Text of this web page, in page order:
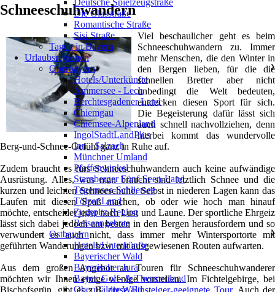
Schneeschuhwandern
Viel beschaulicher geht es beim
Schneeschuhwandern zu. Immer
mehr Menschen, die den Winter in
den Bergen lieben, für die die
schnellen Bretter aber nicht
unbedingt die Welt bedeuten,
entdecken diesen Sport für sich.
Die Begeisterung dafür lässt sich
auch schnell nachvollziehen, denn
hierbei kommt das wundervolle
Berg-und-Schnee-Gefühl ganz in Ruhe auf.
Zudem braucht es fürs Schneeschuhwandern auch keine aufwändige
Ausrüstung. Alles, was man braucht sind letztlich Schnee und die
kurzen und leichten Schneeschuhe. Selbst in niederen Lagen kann das
Laufen mit diesen Spaß machen, ob oder wie hoch man hinauf
möchte, entscheidet jeder nach Lust und Laune. Der sportliche Ehrgeiz
lässt sich dabei jedoch am besten in den Bergen herausfordern und so
verwundert es auch nicht, dass immer mehr Wintersportorte mit
geführten Wanderungen bzw. mit ausgewiesenen Routen aufwarten.
Aus dem großen Angebot an Touren für Schneeschuhwanderer
möchten wir Ihnen einige wenige vorstellen. Im Fichtelgebirge, bei
Deutsche Spielzeugstraße
Die Glasstraße
Romantische Straße
Sisi Straße
Tagen in Bayern
Urlaubsregionen
Oberbayern
❯
Hotels/Unterkünfte
Ammersee - Lech
Berchtesgadener Land
Chiemgau
Chiemsee-Alpenland
IngolStadtLandPlus
Inn - Salzach
Münchner Umland
Pfaffenwinkel
Starnberger Fünf-Seen-Land
Tegernsee-Schliersee
Tölzer Land
Zugspitz Region
Reiseangebote
Ostbayern
❯
Hotels/Unterkünfte
Bayerischer Wald
Bayerischer Jura
Bayer. Golf- & Thermenland
Oberpfälzer Wald